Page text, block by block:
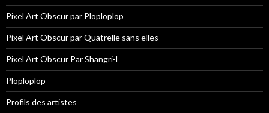
Pixel Art Obscur par Ploploplop
Pixel Art Obscur par Quatrelle sans elles
Pixel Art Obscur Par Shangri-l
Ploploplop
Profils des artistes